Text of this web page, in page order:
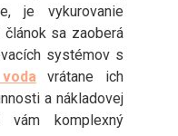
je vykurovanie
článok sa zaoberá
systémov s
vrátane ich
a nákladovej
vám komplexný